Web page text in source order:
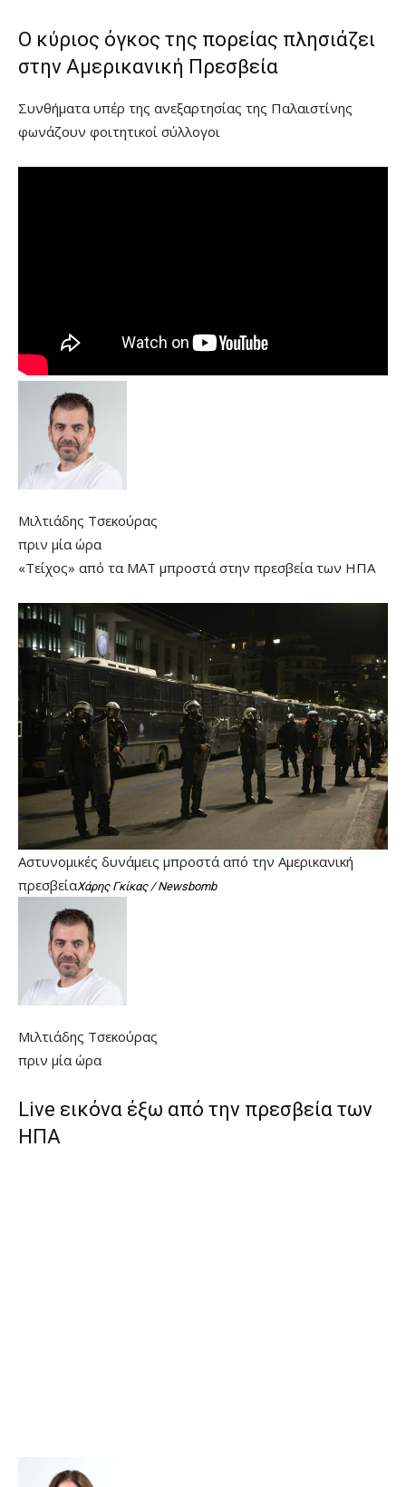
Ο κύριος όγκος της πορείας πλησιάζει
στην Αμερικανική Πρεσβεία
Συνθήματα υπέρ της ανεξαρτησίας της Παλαιστίνης
φωνάζουν φοιτητικοί σύλλογοι
Μιλτιάδης Τσεκούρας
πριν μία ώρα
«Τείχος» από τα ΜΑΤ μπροστά στην πρεσβεία των ΗΠΑ
Αστυνομικές δυνάμεις μπροστά από την Αμερικανική
πρεσβείαΧάρης Γκίκας / Newsbomb
Μιλτιάδης Τσεκούρας
πριν μία ώρα
Live εικόνα έξω από την πρεσβεία των
ΗΠΑ